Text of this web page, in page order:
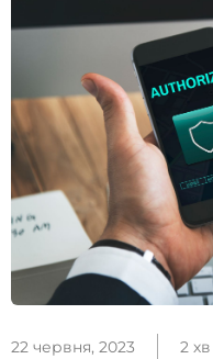
22 червня, 2023 2 хв